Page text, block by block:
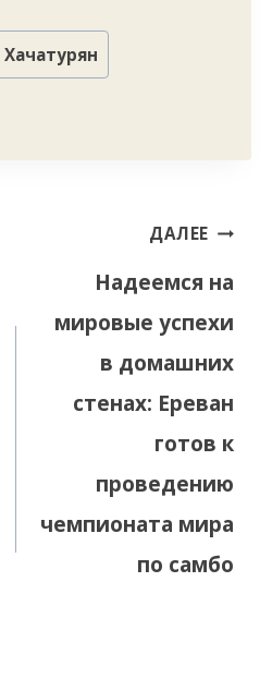
Хачатурян
ДАЛЕЕ
Надеемся на
мировые успехи
в домашних
стенах: Ереван
готов к
проведению
чемпионата мира
по самбо